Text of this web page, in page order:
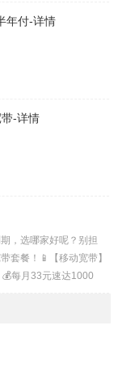
抖音身份核对！注册
年付-详情
-详情
，选哪家好呢？别担
套餐！📱【移动宽带】
每月33元速达1000
享1000兆+120G流量
* 💰2...